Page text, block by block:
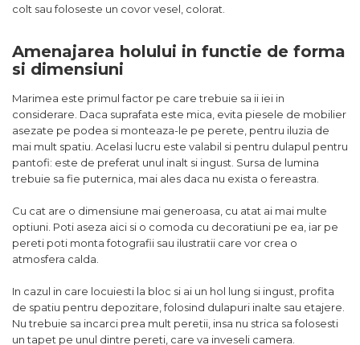
colt sau foloseste un covor vesel, colorat.
Amenajarea holului in functie de forma
si dimensiuni
Marimea este primul factor pe care trebuie sa ii iei in
considerare. Daca suprafata este mica, evita piesele de mobilier
asezate pe podea si monteaza-le pe perete, pentru iluzia de
mai mult spatiu. Acelasi lucru este valabil si pentru dulapul pentru
pantofi: este de preferat unul inalt si ingust. Sursa de lumina
trebuie sa fie puternica, mai ales daca nu exista o fereastra.
Cu cat are o dimensiune mai generoasa, cu atat ai mai multe
optiuni. Poti aseza aici si o comoda cu decoratiuni pe ea, iar pe
pereti poti monta fotografii sau ilustratii care vor crea o
atmosfera calda.
In cazul in care locuiesti la bloc si ai un hol lung si ingust, profita
de spatiu pentru depozitare, folosind dulapuri inalte sau etajere.
Nu trebuie sa incarci prea mult peretii, insa nu strica sa folosesti
un tapet pe unul dintre pereti, care va inveseli camera.